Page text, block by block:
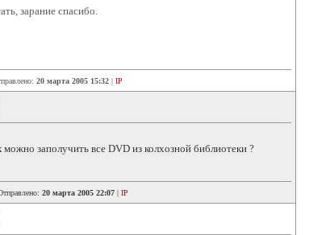
зарание спаcибо.
20 марта 2005 15:32 | IP
можно заполучить все DVD из колхозной библиотеки ?
20 марта 2005 22:07 | IP